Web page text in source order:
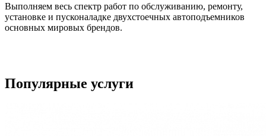
Выполняем весь спектр работ по обслуживанию, ремонту,
установке и пусконаладке двухстоечных автоподъемников
основных мировых брендов.
Популярные услуги